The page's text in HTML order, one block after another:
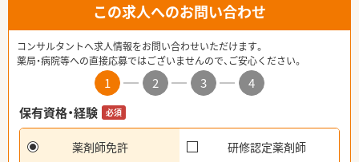
この求人へのお問い合わせ
コンサルタントへ求人情報をお問い合わせいただけます。
薬局・病院等への直接応募ではございませんので、ご安心ください。
1 2 3
4
保有資格・経験
必須
薬剤師免許 研修認定薬剤師